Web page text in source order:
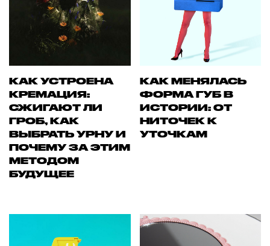
КАК УСТРОЕНА
КРЕМАЦИЯ:
СЖИГАЮТ ЛИ
ГРОБ, КАК
ВЫБРАТЬ УРНУ И
ПОЧЕМУ ЗА ЭТИМ
МЕТОДОМ
БУДУЩЕЕ
КАК МЕНЯЛАСЬ
ФОРМА ГУБ В
ИСТОРИИ: ОТ
НИТОЧЕК К
УТОЧКАМ